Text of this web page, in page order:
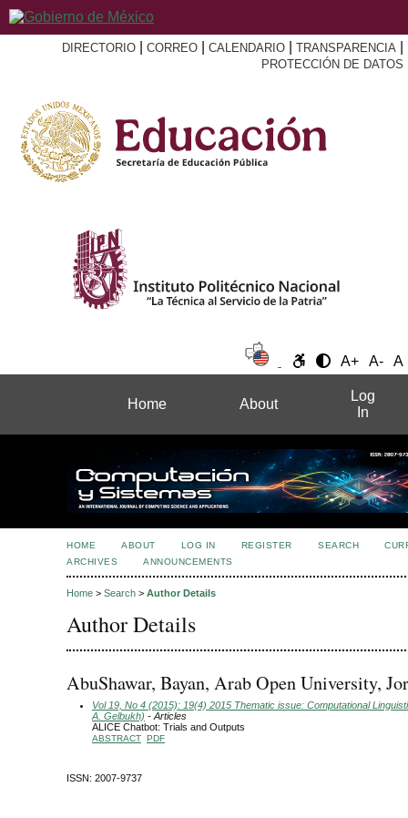
DIRECTORIO CORREO CALENDARIO TRANSPARENCIA
PROTECCIÓN DE DATOS
A+ A- A
Home About
Log
In
HOME ABOUT LOG IN REGISTER SEARCH
ARCHIVES
ANNOUNCEMENTS
Home > Search > Author Details
Author Details
AbuShawar, Bayan, Arab Open University,
Vol 19, No 4 (2015): 19(4) 2015 Thematic issue: Computational
A. Gelbukh) - Articles
ALICE Chatbot: Trials and Outputs
ABSTRACT PDF
ISSN: 2007-9737